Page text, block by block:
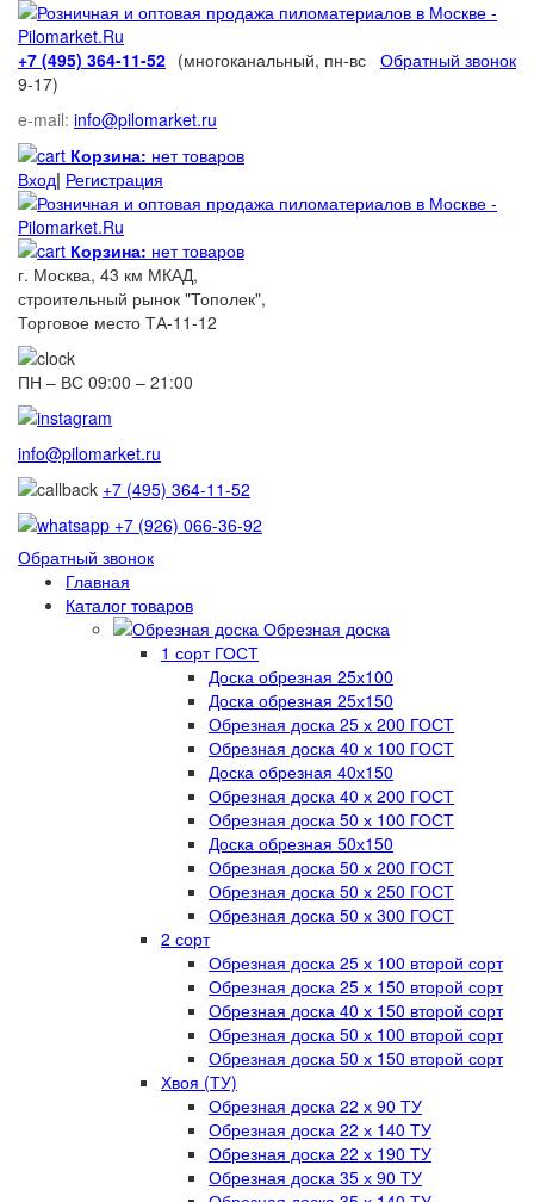
+7 (495) 364-11-52 Обратный звонок
(многоканальный, пн-вс
9-17)
e-mail: info@pilomarket.ru
Корзина: нет товаров
Вход| Регистрация
Корзина: нет товаров
г. Москва, 43 км МКАД,
строительный рынок "Тополек",
Торговое место ТА-11-12
ПН – ВС 09:00 – 21:00
info@pilomarket.ru
+7 (495) 364-11-52
+7 (926) 066-36-92
Обратный звонок
Главная
Каталог товаров
Обрезная доска
1 сорт ГОСТ
Доска обрезная 25х100
Доска обрезная 25х150
Обрезная доска 25 х 200 ГОСТ
Обрезная доска 40 х 100 ГОСТ
Доска обрезная 40х150
Обрезная доска 40 х 200 ГОСТ
Обрезная доска 50 х 100 ГОСТ
Доска обрезная 50х150
Обрезная доска 50 х 200 ГОСТ
Обрезная доска 50 х 250 ГОСТ
Обрезная доска 50 х 300 ГОСТ
2 сорт
Обрезная доска 25 х 100 второй сорт
Обрезная доска 25 х 150 второй сорт
Обрезная доска 40 х 150 второй сорт
Обрезная доска 50 х 100 второй сорт
Обрезная доска 50 х 150 второй сорт
Хвоя (ТУ)
Обрезная доска 22 х 90 ТУ
Обрезная доска 22 х 140 ТУ
Обрезная доска 22 х 190 ТУ
Обрезная доска 35 х 90 ТУ